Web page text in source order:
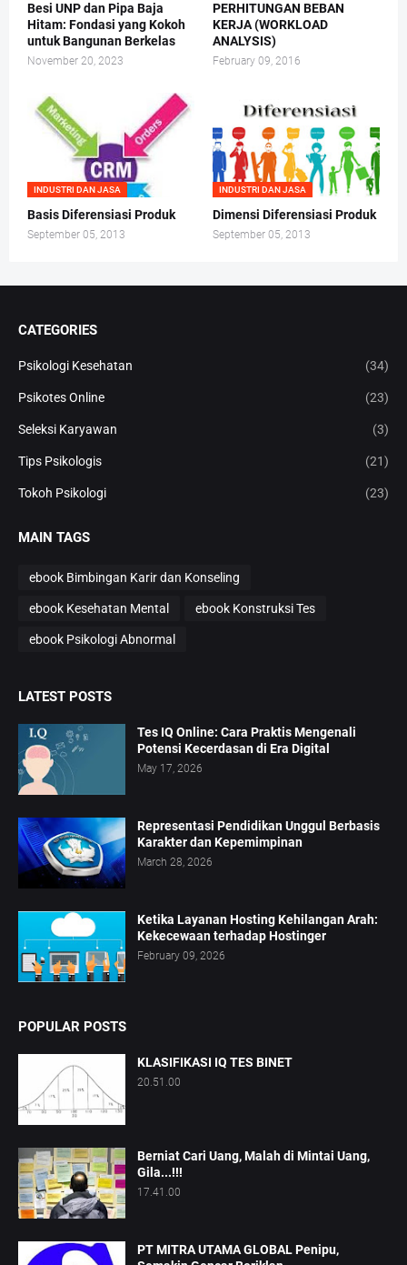
Besi UNP dan Pipa Baja
Hitam: Fondasi yang Kokoh
untuk Bangunan Berkelas
November 20, 2023
PERHITUNGAN BEBAN
KERJA (WORKLOAD
ANALYSIS)
February 09, 2016
INDUSTRI DAN JASA
Basis Diferensiasi Produk
September 05, 2013
INDUSTRI DAN JASA
Dimensi Diferensiasi Produk
September 05, 2013
CATEGORIES
Psikologi Kesehatan (34)
Psikotes Online (23)
Seleksi Karyawan (3)
Tips Psikologis (21)
Tokoh Psikologi (23)
MAIN TAGS
ebook Bimbingan Karir dan Konseling
ebook Kesehatan Mental ebook Konstruksi Tes
ebook Psikologi Abnormal
LATEST POSTS
Tes IQ Online: Cara Praktis Mengenali
Potensi Kecerdasan di Era Digital
May 17, 2026
Representasi Pendidikan Unggul Berbasis
Karakter dan Kepemimpinan
March 28, 2026
Ketika Layanan Hosting Kehilangan Arah:
Kekecewaan terhadap Hostinger
February 09, 2026
POPULAR POSTS
KLASIFIKASI IQ TES BINET
20.51.00
Berniat Cari Uang, Malah di Mintai Uang,
Gila...!!!
17.41.00
PT MITRA UTAMA GLOBAL Penipu,